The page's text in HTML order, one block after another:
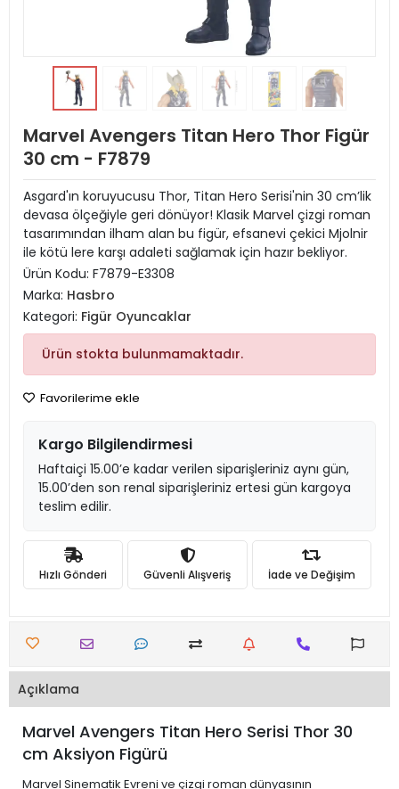
Marvel Avengers Titan Hero Thor Figür
30 cm - F7879
Asgard'ın koruyucusu Thor, Titan Hero Serisi'nin 30 cm’lik
devasa ölçeğiyle geri dönüyor! Klasik Marvel çizgi roman
tasarımından ilham alan bu figür, efsanevi çekici Mjolnir
ile kötü lere karşı adaleti sağlamak için hazır bekliyor.
Ürün Kodu: F7879-E3308
Marka: Hasbro
Kategori: Figür Oyuncaklar
Ürün stokta bulunmamaktadır.
Favorilerime ekle
Kargo Bilgilendirmesi
Haftaiçi 15.00’e kadar verilen siparişleriniz aynı gün,
15.00’den son renal siparişleriniz ertesi gün kargoya
teslim edilir.
Hızlı Gönderi Güvenli Alışveriş İade ve Değişim
Açıklama
Marvel Avengers Titan Hero Serisi Thor 30
cm Aksiyon Figürü
Marvel Sinematik Evreni ve çizgi roman dünyasının